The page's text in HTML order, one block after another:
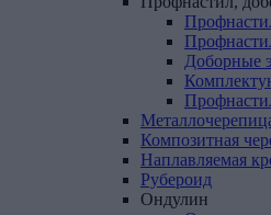
Доборные
Композитная
Наплавляемая
Рубероид
Ондулин